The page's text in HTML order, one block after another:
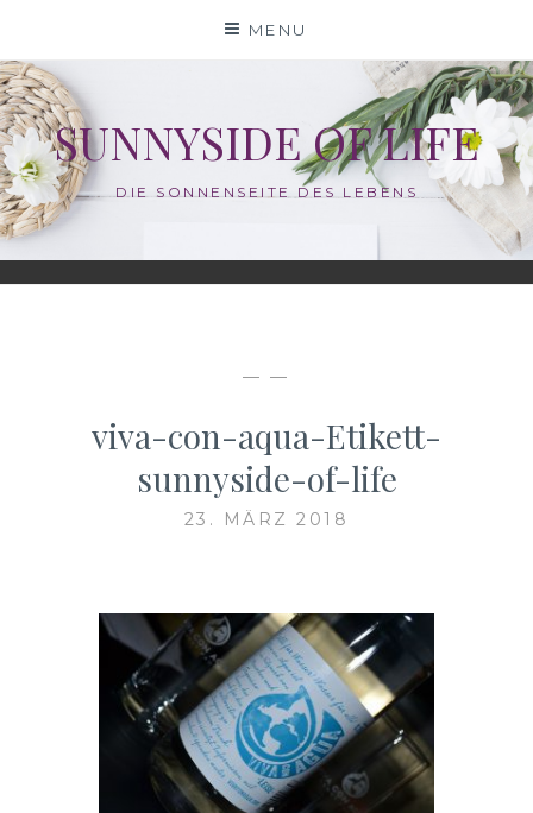
content
MENU
SUNNYSIDE OF LIFE
DIE SONNENSEITE DES LEBENS
— —
viva-con-aqua-Etikett-
sunnyside-of-life
23. MÄRZ 2018